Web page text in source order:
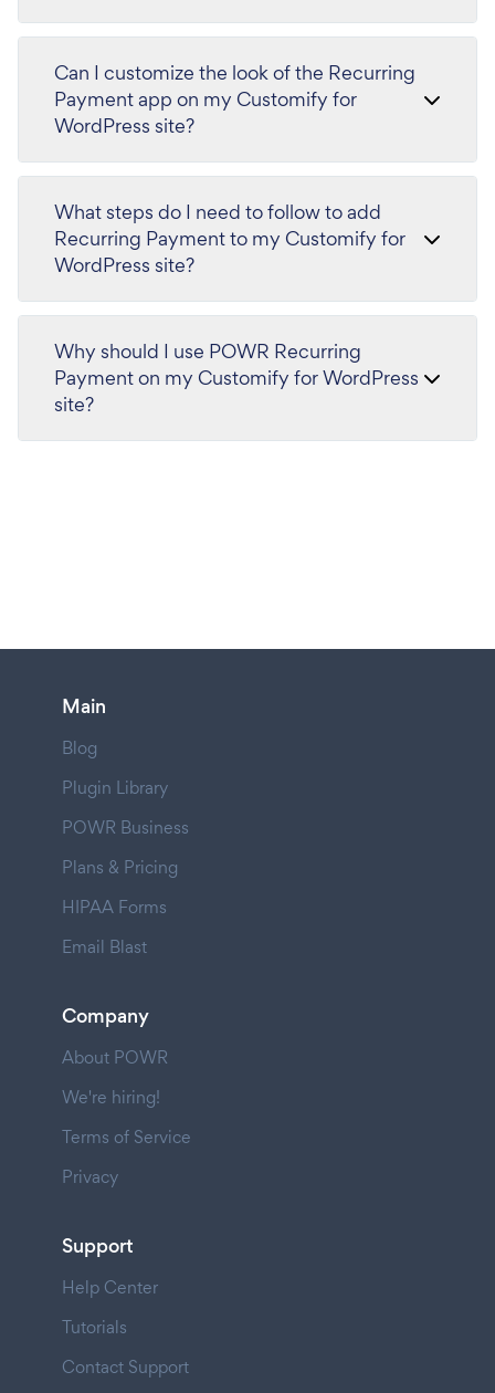
Can I customize the look of the Recurring
Payment app on my Customify for
WordPress site?
What steps do I need to follow to add
Recurring Payment to my Customify for
WordPress site?
Why should I use POWR Recurring
Payment on my Customify for WordPress
site?
Main
Blog
Plugin Library
POWR Business
Plans & Pricing
HIPAA Forms
Email Blast
Company
About POWR
We're hiring!
Terms of Service
Privacy
Support
Help Center
Tutorials
Contact Support